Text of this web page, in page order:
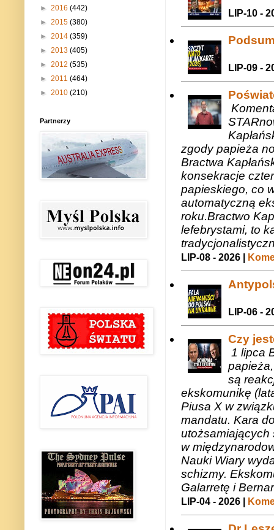
LIP-10 -
LIP-09 -
zgody papieża
Bractwa
konsekracje
papieskiego, co
automatyczną
roku.Bractwo
lefebrystami, to
LIP-08 - 2026 |
LIP-06 -
Czy
1 lipca
są
ekskomunikę
Piusa X w
mandatu. Kara
utożsamiających
w
Nauki Wiary
schizmy.
Galarretę i
LIP-04 - 2026 |
► 2016 (442)
► 2015 (380)
► 2014 (359)
► 2013 (405)
► 2012 (535)
► 2011 (464)
► 2010 (210)
Partnerzy